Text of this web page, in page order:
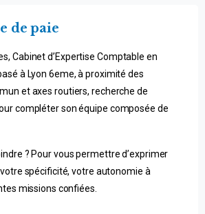
de paie
Cabinet d’Expertise Comptable en
à Lyon 6eme, à proximité des
et axes routiers, recherche de
compléter son équipe composée de
? Pour vous permettre d’exprimer
spécificité, votre autonomie à
missions confiées.